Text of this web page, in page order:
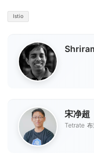
Istio
宋净超
Tetrate 布